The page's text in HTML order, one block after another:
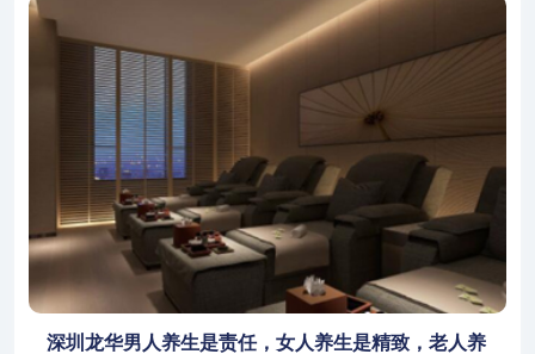
深圳龙华男人养生是责任，女人养生是精致，老人养